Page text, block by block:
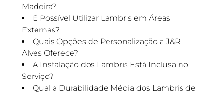
Madeira?
É Possível Utilizar Lambris em Áreas
Externas?
Quais Opções de Personalização a J&R
Alves Oferece?
A Instalação dos Lambris Está Inclusa no
Serviço?
Qual a Durabilidade Média dos Lambris de